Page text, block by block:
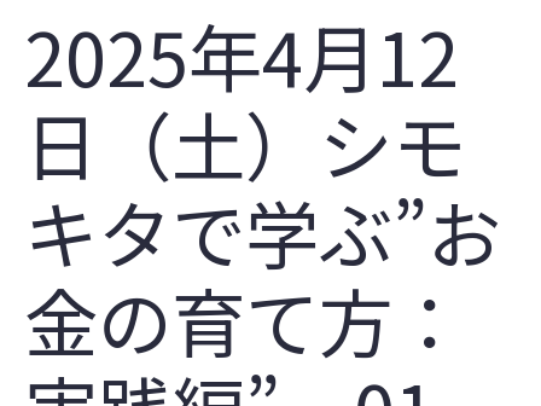
2025年4月12
日（土）シモ
キタで学ぶ”お
金の育て方：